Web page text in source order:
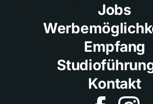
Jobs
Empfang
Kontakt